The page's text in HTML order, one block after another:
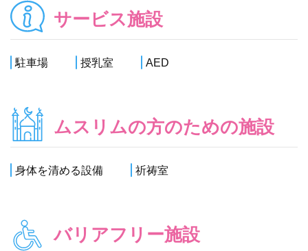
サービス施設
駐車場 授乳室 AED
ムスリムの方のための施設
身体を清める設備 祈祷室
バリアフリー施設